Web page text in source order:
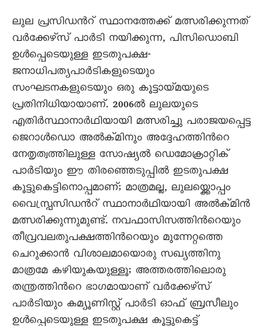
ലുല പ്രസിഡന്‍റ് സ്ഥാനത്തേക്ക് മത്സരിക്കുന്നത്
വര്‍ക്കേഴ്സ് പാര്‍ടി നയിക്കുന്ന, പിസിഡൊബി
ഉള്‍പ്പെടെയുള്ള ഇടതുപക്ഷ-
ജനാധിപത്യപാര്‍ടികളുടെയും
സംഘടനകളുടെയും ഒരു കൂട്ടായ്മയുടെ
പ്രതിനിധിയായാണ്. 2006ല്‍ ലുലയുടെ
എതിര്‍സ്ഥാനാര്‍ഥിയായി മത്സരിച്ചു പരാജയപ്പെട്ട
ജെറാള്‍ഡൊ അല്‍ക്മിനും അദ്ദേഹത്തിന്‍റെ
നേതൃത്വത്തിലുള്ള സോഷ്യല്‍ ഡെമോക്രാറ്റിക്
പാര്‍ടിയും ഈ തിരഞ്ഞെടുപ്പില്‍ ഇടതുപക്ഷ
കൂട്ടുകെട്ടിനൊപ്പമാണ്; മാത്രമല്ല, ലുലയ്ക്കൊപ്പം
വൈസ്പ്രസിഡന്‍റ് സ്ഥാനാര്‍ഥിയായി അല്‍ക്മിന്‍
മത്സരിക്കുന്നുമുണ്ട്. നവഫാസിസത്തിന്‍റെയും
തീവ്രവലതുപക്ഷത്തിന്‍റെയും മുന്നേറ്റത്തെ
ചെറുക്കാന്‍ വിശാലമായൊരു സഖ്യത്തിനു
മാത്രമേ കഴിയുകയുള്ളൂ; അത്തരത്തിലൊരു
തന്ത്രത്തിന്‍റെ ഭാഗമായാണ് വര്‍ക്കേഴ്സ്
പാര്‍ടിയും കമ്യൂണിസ്റ്റ് പാര്‍ടി ഓഫ് ബ്രസീലും
ഉള്‍പ്പെടെയുള്ള ഇടതുപക്ഷ കൂട്ടുകെട്ട്